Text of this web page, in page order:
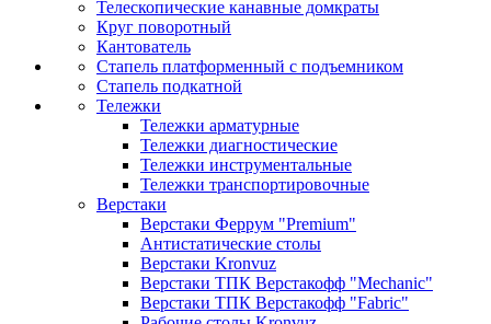
Телескопические канавные домкраты
Круг поворотный
Кантователь
Стапель платформенный с подъемником
Стапель подкатной
Тележки
Тележки арматурные
Тележки диагностические
Тележки инструментальные
Тележки транспортировочные
Верстаки
Верстаки Феррум "Premium"
Антистатические столы
Верстаки Kronvuz
Верстаки ТПК Верстакофф "Mechanic"
Верстаки ТПК Верстакофф "Fabric"